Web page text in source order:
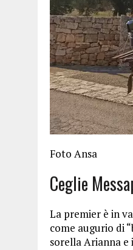
Foto Ansa
Ceglie
La premier è in
come augurio di
sorella Arianna